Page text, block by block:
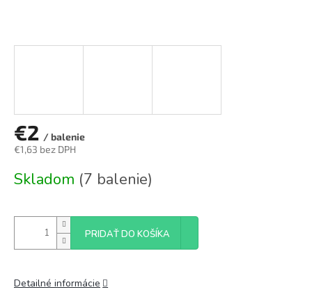
€2 / balenie
€1,63 bez DPH
cena:
Skladom (7 balenie)
PRIDAŤ DO KOŠÍKA
Detailné informácie